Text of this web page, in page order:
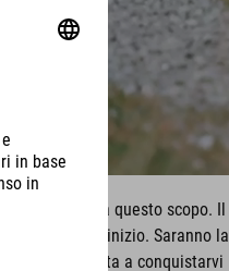
bici adatta a questo scopo. Il
sono solo l'inizio. Saranno la
bicicletta a conquistarvi